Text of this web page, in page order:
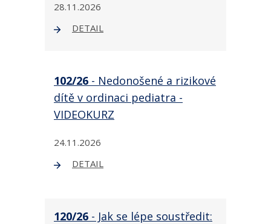
28.11.2026
DETAIL
102/26 - Nedonošené a rizikové
dítě v ordinaci pediatra -
VIDEOKURZ
24.11.2026
DETAIL
120/26 - Jak se lépe soustředit: